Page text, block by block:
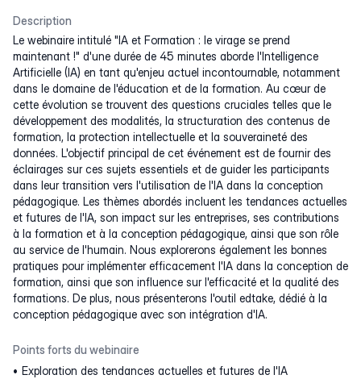
Description
Le webinaire intitulé "IA et Formation : le virage se prend
maintenant !" d'une durée de 45 minutes aborde l'Intelligence
Artificielle (IA) en tant qu'enjeu actuel incontournable, notamment
dans le domaine de l'éducation et de la formation. Au cœur de
cette évolution se trouvent des questions cruciales telles que le
développement des modalités, la structuration des contenus de
formation, la protection intellectuelle et la souveraineté des
données. L'objectif principal de cet événement est de fournir des
éclairages sur ces sujets essentiels et de guider les participants
dans leur transition vers l'utilisation de l'IA dans la conception
pédagogique. Les thèmes abordés incluent les tendances actuelles
et futures de l'IA, son impact sur les entreprises, ses contributions
à la formation et à la conception pédagogique, ainsi que son rôle
au service de l'humain. Nous explorerons également les bonnes
pratiques pour implémenter efficacement l'IA dans la conception de
formation, ainsi que son influence sur l'efficacité et la qualité des
formations. De plus, nous présenterons l'outil edtake, dédié à la
conception pédagogique avec son intégration d'IA.
Points forts du webinaire
Exploration des tendances actuelles et futures de l'IA